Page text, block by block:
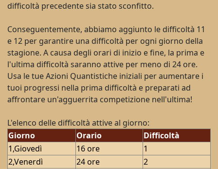
difficoltà precedente sia stato sconfitto.
Conseguentemente, abbiamo aggiunto le difficoltà 11
e 12 per garantire una difficoltà per ogni giorno della
stagione. A causa degli orari di inizio e fine, la prima e
l'ultima difficoltà saranno attive per meno di 24 ore.
Usa le tue Azioni Quantistiche iniziali per aumentare i
tuoi progressi nella prima difficoltà e preparati ad
affrontare un'agguerrita competizione nell'ultima!
L'elenco delle difficoltà attive al giorno:
Giorno
Orario
Difficoltà
1,Giovedì
16 ore
1
2,Venerdì
24 ore
2